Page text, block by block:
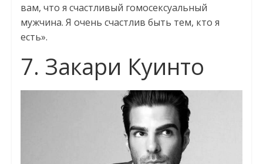
вам, что я счастливый гомосексуальный
мужчина. Я очень счастлив быть тем, кто я
есть».
7. Закари Куинто